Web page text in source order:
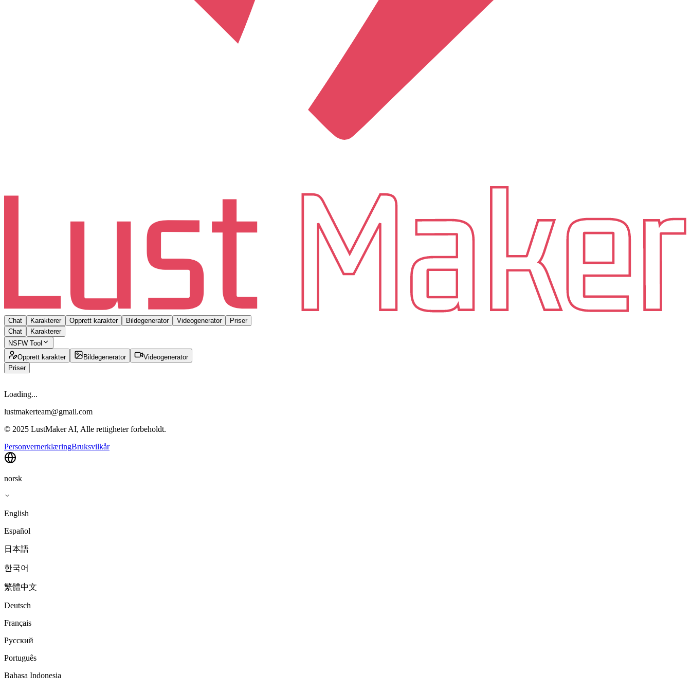
Chat Karakterer Opprett karakter Bildegenerator Videogenerator
Priser
Chat
Karakterer
NSFW Tool
Opprett karakter
Bildegenerator
Videogenerator
Priser
Loading...
lustmakerteam@gmail.com
© 2025 LustMaker AI, Alle rettigheter forbeholdt.
PersonvernerklæringBruksvilkår
norsk
English
Español
日本語
한국어
繁體中文
Deutsch
Français
Русский
Português
Bahasa Indonesia